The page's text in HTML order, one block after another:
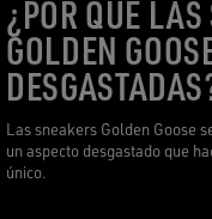
¿POR QUÉ
GOLDEN
Las sneakers Golden Goose
un aspecto desgastado que
único.